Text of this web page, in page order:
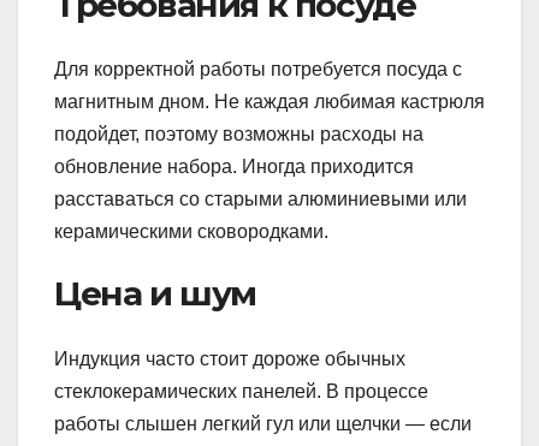
Для корректной работы потребуется посуда с
магнитным дном. Не каждая любимая кастрюля
подойдет, поэтому возможны расходы на
обновление набора. Иногда приходится
расставаться со старыми алюминиевыми или
керамическими сковородками.
Цена и шум
Индукция часто стоит дороже обычных
стеклокерамических панелей. В процессе
работы слышен легкий гул или щелчки — если